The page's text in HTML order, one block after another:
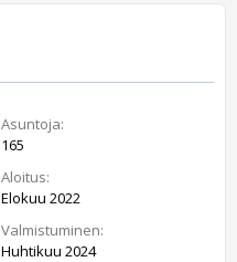
Asuntoja:
165
Aloitus:
Elokuu 2022
Valmistuminen:
Huhtikuu 2024